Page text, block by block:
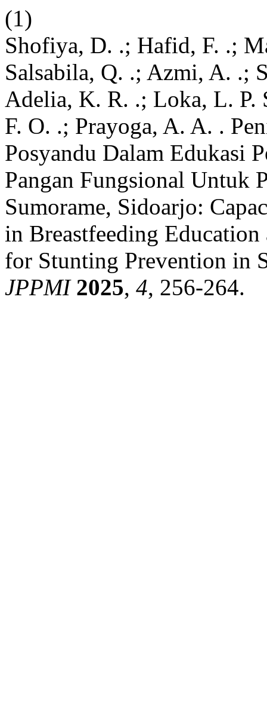
(1)
Shofiya, D. .; Hafid, F. .;
Salsabila, Q. .; Azmi, A. .;
Adelia, K. R. .; Loka, L. P.
F. O. .; Prayoga, A. A. .
Posyandu Dalam Edukasi
Pangan Fungsional Untuk
Sumorame, Sidoarjo:
in Breastfeeding
for Stunting Prevention in
JPPMI 2025, 4, 256-264.